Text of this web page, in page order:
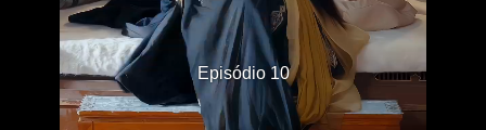
Episódio 10